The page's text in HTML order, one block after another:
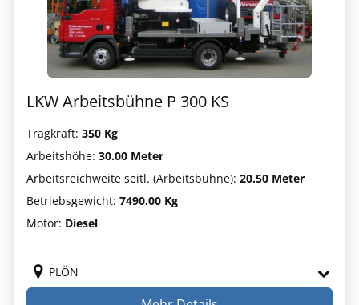
LKW Arbeitsbühne P 300 KS
Tragkraft: 350 Kg
Arbeitshöhe: 30.00 Meter
Arbeitsreichweite seitl. (Arbeitsbühne): 20.50 Meter
Betriebsgewicht: 7490.00 Kg
Motor: Diesel
PLÖN